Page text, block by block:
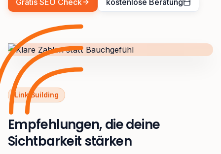
Gratis SEO Check kostenlose Beratung
Link Building
Empfehlungen, die deine
Sichtbarkeit stärken